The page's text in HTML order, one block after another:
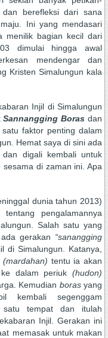
berefleksi dari sana
Ini yang mendasari
menilik bagian kecil dari
dimulai hingga awal
mendengar dan
Kristen Simalungun kala
Injil di Simalungun
Sannangging Boras dan
faktor penting dalam
Hemat saya di sini ada
digali kembali untuk
di zaman ini. Apa
dunia tahun 2013)
pengalamannya
Salah satu yang
gerakan “sanangging
di Simalungun. Katanya,
(mardahan) tentu ia akan
dalam periuk(hudon)
Kemudian borasyang
kembali segenggam
tempat dan itulah
Injil. Gerakan ini
memasak untuk makan